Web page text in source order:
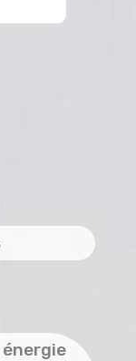
énergie